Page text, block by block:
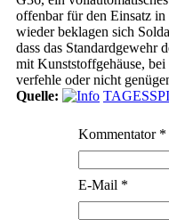
offenbar für den Einsatz
wieder beklagen sich
dass das Standardgewehr
mit Kunststoffgehäuse,
verfehle oder nicht
Quelle:
Kommentator *
E-Mail *